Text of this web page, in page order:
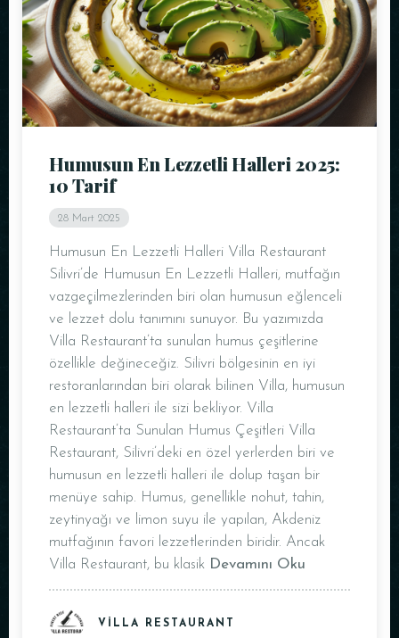
Humusun En Lezzetli Halleri 2025:
10 Tarif
28 Mart 2025
Humusun En Lezzetli Halleri Villa Restaurant
Silivri’de Humusun En Lezzetli Halleri, mutfağın
vazgeçilmezlerinden biri olan humusun eğlenceli
ve lezzet dolu tanımını sunuyor. Bu yazımızda
Villa Restaurant’ta sunulan humus çeşitlerine
özellikle değineceğiz. Silivri bölgesinin en iyi
restoranlarından biri olarak bilinen Villa, humusun
en lezzetli halleri ile sizi bekliyor. Villa
Restaurant’ta Sunulan Humus Çeşitleri Villa
Restaurant, Silivri’deki en özel yerlerden biri ve
humusun en lezzetli halleri ile dolup taşan bir
menüye sahip. Humus, genellikle nohut, tahin,
zeytinyağı ve limon suyu ile yapılan, Akdeniz
mutfağının favori lezzetlerinden biridir. Ancak
Villa Restaurant, bu klasik Devamını Oku
VILLA RESTAURANT